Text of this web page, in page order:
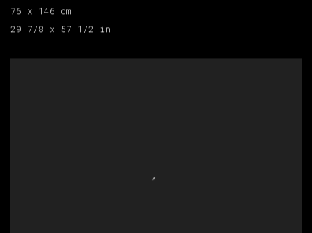
76 x 146 cm
29 7/8 x 57 1/2 in